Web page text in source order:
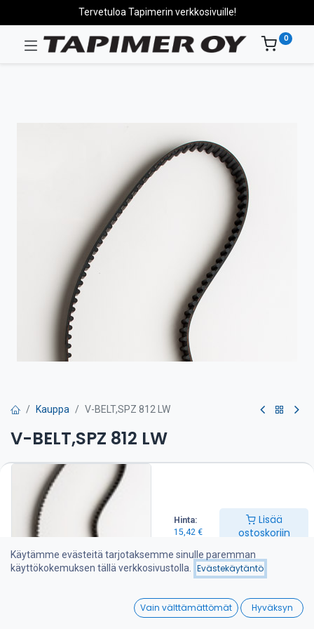
Hinta:
15,42 €
Lisää
ostoskoriin
Wishlist
Tervetuloa Tapimerin verkkosivuille!
0
Kauppa V-BELT,SPZ 812 LW
V-BELT,SPZ 812 LW
Hihna on suositeltava pitää varalla veneessä
15,42€
Lisää ostoskoriin
Lisää toivelistalle
Käytämme evästeitä tarjotaksemme sinulle paremman
käyttökokemuksen tällä verkkosivustolla.
Evästekäytäntö
Vain välttämättömät Hyväksyn